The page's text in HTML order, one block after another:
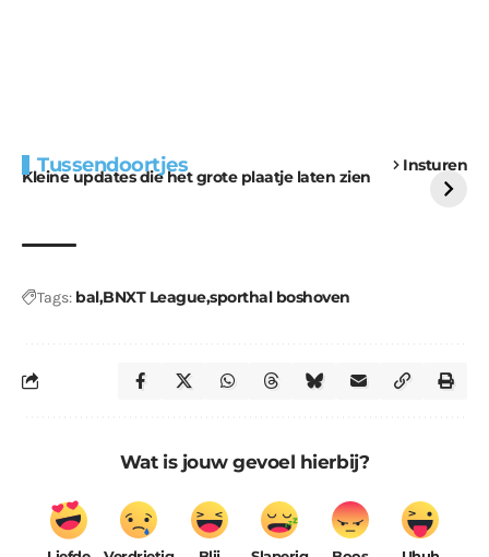
Tussendoortjes Insturen
Kleine updates die het grote plaatje laten zien
voor kabouters
uitdaging
Tags: balBNXT Leaguesporthal boshoven
Wat is jouw gevoel hierbij?